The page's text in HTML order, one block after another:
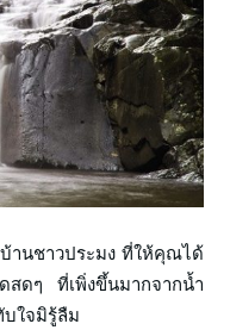
านชาวประมง ที่ให้คุณได้
ดๆ ที่เพิ่งขึ้นมากจากน้ำ
ใจมิรู้ลืม